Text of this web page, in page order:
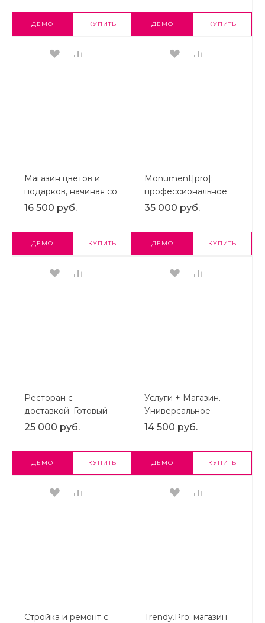
6. Усиливать межличностный
поведенческий таргетинг, полагаясь на
инсайдерскую информацию;
7. Умничать;
ДЕМО КУПИТЬ ДЕМО КУПИТЬ
Магазин цветов и
подарков, начиная со
Старта. Flora Shop
16 500 руб.
ДЕМО КУПИТЬ
Monument[pro]:
профессиональное
решение для
памятников
35 000 руб.
ДЕМО КУПИТЬ
Ресторан с
доставкой. Готовый
сайт ресторана или
бронированием на
Старте
25 000 руб.
ДЕМО КУПИТЬ
Услуги + Магазин.
Универсальное
решение, начиная со
14 500 руб.
ДЕМО КУПИТЬ
Стройка и ремонт с
Trendy.Pro: магазин